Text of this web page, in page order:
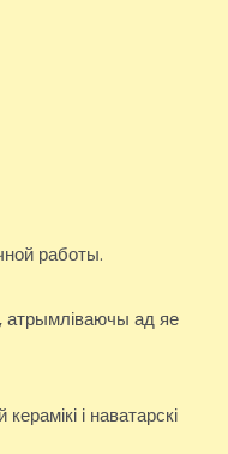
работы.
атрымліваючы ад яе
і наватарскі